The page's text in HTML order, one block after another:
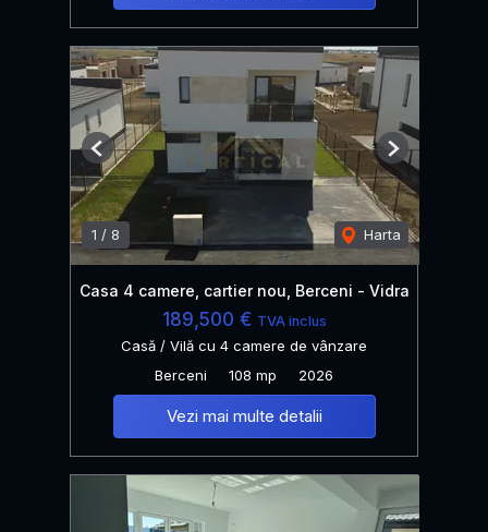
1 / 8 Harta
Previous Next
Casa 4 camere, cartier nou, Berceni - Vidra
189,500 € TVA inclus
Casă / Vilă cu 4 camere de vânzare
Berceni
108 mp 2026
Vezi mai multe detalii